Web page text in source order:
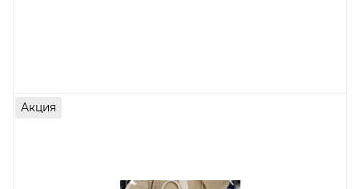
Акция